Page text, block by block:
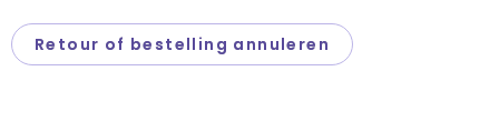
Retour of bestelling annuleren